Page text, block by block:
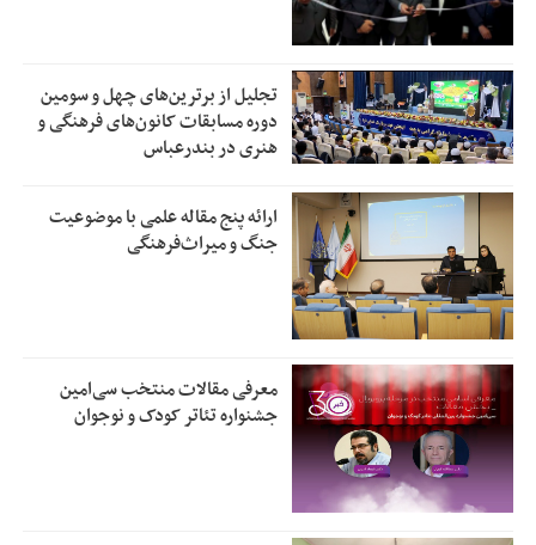
تجلیل از بر‌ترین‌های چهل و سومین
دوره مسابقات کانون‌های فرهنگی و
هنری در بندرعباس
ارائه پنج مقاله علمی با موضوعیت
جنگ و میراث‌فرهنگی
معرفی مقالات منتخب سی‌امین
جشنواره تئاتر کودک و نوجوان